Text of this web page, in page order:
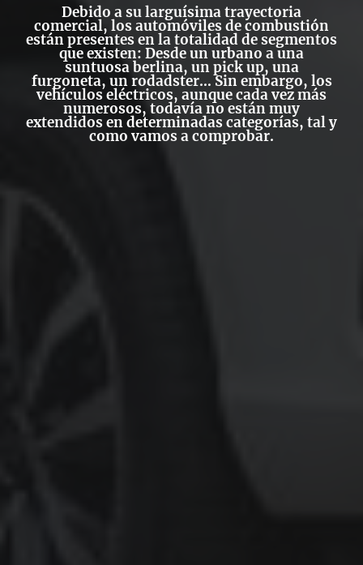
Debido a su larguísima trayectoria
comercial, los automóviles de combustión
están presentes en la totalidad de segmentos
que existen: Desde un urbano a una
suntuosa berlina, un pick up, una
furgoneta, un rodadster… Sin embargo, los
vehículos eléctricos, aunque cada vez más
numerosos, todavía no están muy
extendidos en determinadas categorías, tal y
como vamos a comprobar.